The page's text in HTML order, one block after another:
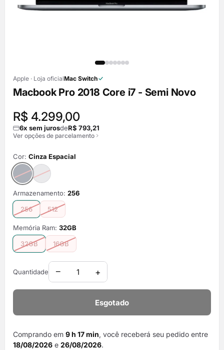
Apple · Loja oficialMac Switch
Macbook Pro 2018 Core i7 - Semi Novo
R$ 4.299,00
6x sem jurosdeR$ 793,21
Ver opções de parcelamento
Cor: Cinza Espacial
Armazenamento: 256
256
512
Memória Ram: 32GB
32GB
16GB
Quantidade − +
Esgotado
Comprando em 9 h 17 min, você receberá seu pedido entre
18/08/2026 e 26/08/2026.